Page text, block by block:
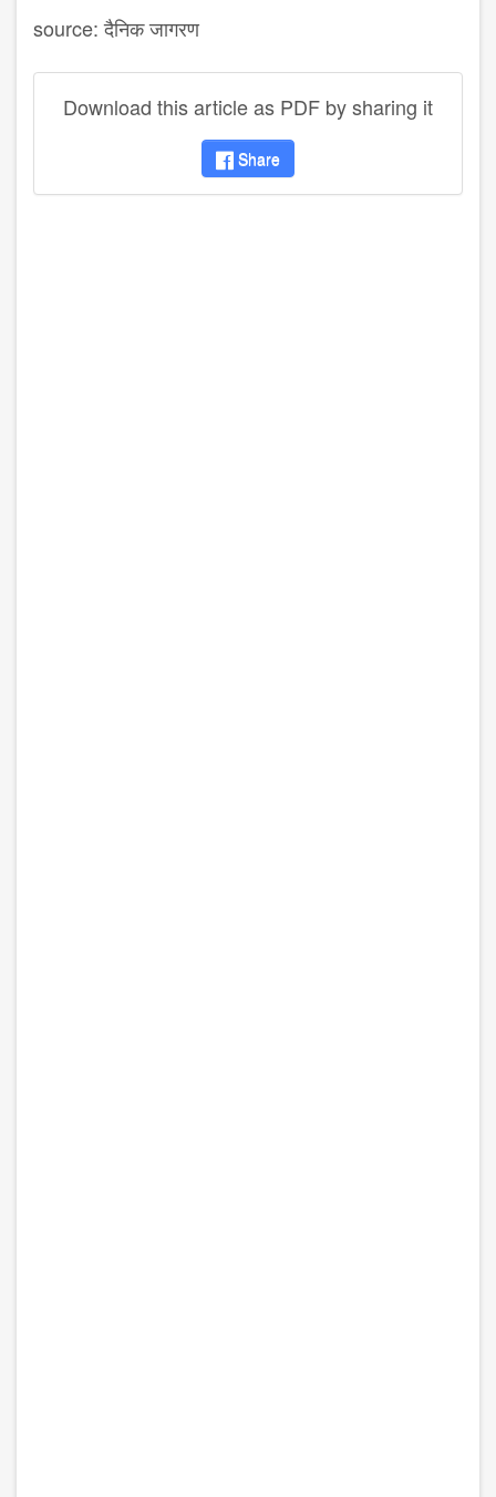
source: दैनिक जागरण
Download this article as PDF by sharing it
Share